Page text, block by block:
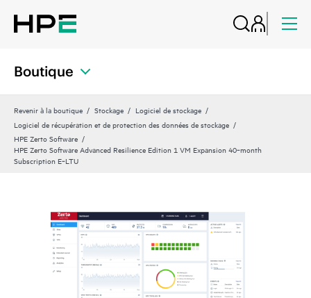
Boutique
Revenir à la boutique Stockage
Logiciel de stockage
Logiciel de récupération et de protection des données de stockage
HPE Zerto Software
HPE Zerto Software Advanced Resilience Edition 1 VM Expansion 40‑month
Subscription E‑LTU